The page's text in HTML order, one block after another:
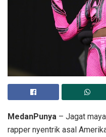
MedanPunya – Jagat
rapper nyentrik asal